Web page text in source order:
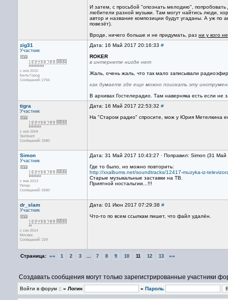
И затем, с просьбой "опознать мелодию", попробовать
любители разной музыки. Там могут найтись люди,
автор и название композиции будут угаданы. А уж по
повезёт).
Вроде, ничего больше и не придумать, раз ни у кого
zig31
Участник
с ноя 2010
Белъ Город
Сообщений: 2766
Дата: 16 Май 2017 20:16:33 #
ROKER
в интернете нигде нет
Жаль, очень жаль, что так мало записывали
как думаете где еще можно поискать эту
В архивах Гостелерадио. Там наверняка есть если не
tigra
Участник
с ноя 2004
Tashkent
Сообщений: 2580
Дата: 16 Май 2017 22:53:32 #
На "Старом радио" спросите, мож у Юрия Метелкина
Simon
Участник
с янв 2013
Питер
Сообщений: 5580
Дата: 31 Май 2017 10:43:27 · Поправил: Simon (31
Где то было, но можно повторить:
http://xxalbums.net/soundtracks/12417-muzyka-iz-
Старые музыкальные заставки на ТВ.
Приятной ностальгии...!!!
dr_slam
Участник
с сен 2014
Москва
Сообщений: 229
Дата: 01 Июн 2017 07:29:38 #
Что-то по всем ссылкам пишет, что файл удалён.
Страница: «« 1 2 3 7 8 9 10 11 12 13 »»
Создавать сообщения могут только зарегистрированные участники
Войти в форум :: » Логин » Пароль